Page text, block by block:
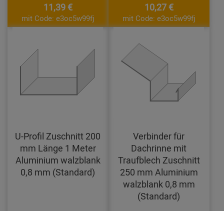
11,39 €
mit Code: e3oc5w99fj
10,27 €
mit Code: e3oc5w99fj
U-Profil Zuschnitt 200
mm Länge 1 Meter
Aluminium walzblank
0,8 mm (Standard)
Verbinder für
Dachrinne mit
Traufblech Zuschnitt
250 mm Aluminium
walzblank 0,8 mm
(Standard)